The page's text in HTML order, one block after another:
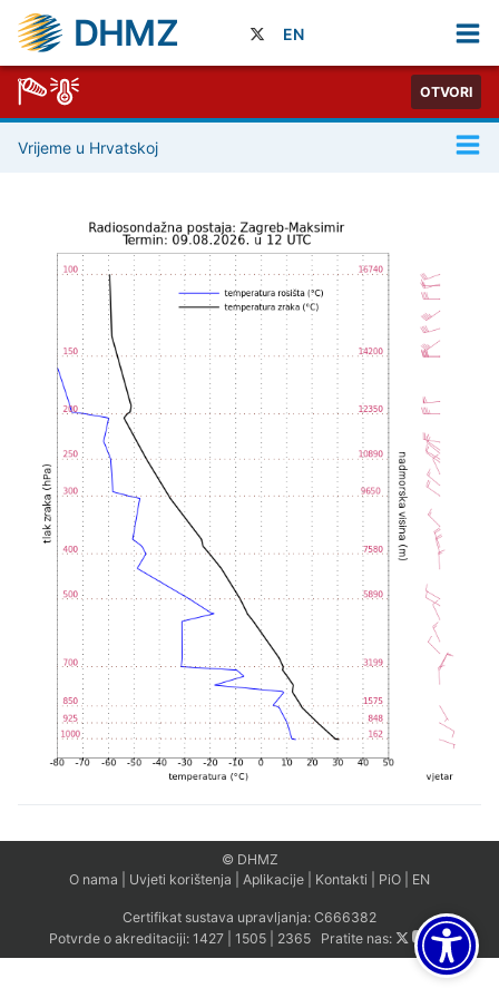
DHMZ EN
OTVORI
Vrijeme u Hrvatskoj
© DHMZ
O nama
Uvjeti korištenja Aplikacije Kontakti PiO EN
Certifikat sustava upravljanja: C666382
Potvrde o akreditaciji: 1427| 1505| 2365Pratite nas: